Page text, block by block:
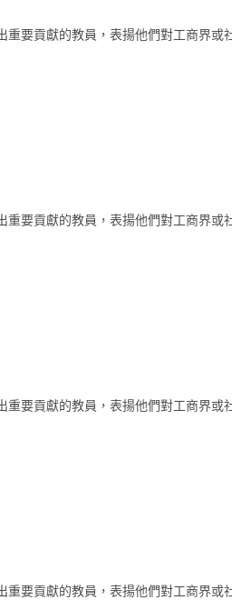
要貢獻的教員，表揚他們對工商界或
要貢獻的教員，表揚他們對工商界或
要貢獻的教員，表揚他們對工商界或
要貢獻的教員，表揚他們對工商界或